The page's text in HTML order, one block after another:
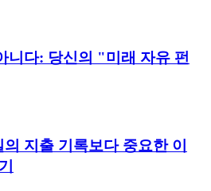
니다: 당신의 "미래 자유 펀
지출 기록보다 중요한 이